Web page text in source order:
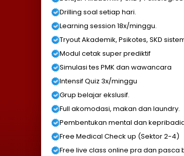
Drilling soal setiap hari.
Learning session 18x/minggu.
Tryout Akademik, Psikotes, SKD
Modul cetak super prediktif
Simulasi tes PMK dan wawancara
Intensif Quiz 3x/minggu
Grup belajar ekslusif.
Full akomodasi, makan dan laundry.
Pembentukan mental dan
Free Medical Check up (Sektor 2-4)
Free live class online pra dan pasca